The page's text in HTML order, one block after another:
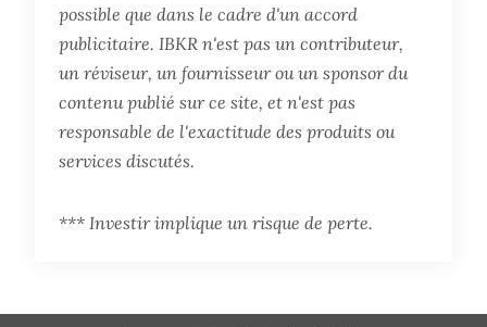
possible que dans le cadre d'un accord
publicitaire. IBKR n'est pas un contributeur,
un réviseur, un fournisseur ou un sponsor du
contenu publié sur ce site, et n'est pas
responsable de l'exactitude des produits ou
services discutés.
*** Investir implique un risque de perte.